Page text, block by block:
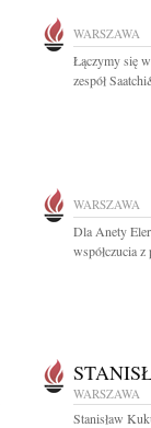
WARSZAWA
Łączymy się
zespół
WARSZAWA
Dla Anety
współczucia
WARSZAWA
Stanisław